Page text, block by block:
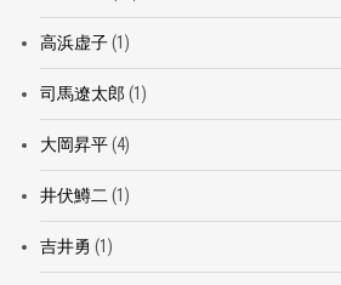
高浜虚子(1)
司馬遼太郎 (1)
大岡昇平(4)
井伏鱒二 (1)
吉井勇 (1)